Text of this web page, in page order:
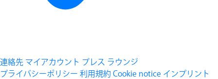
連絡先 マイアカウント プレス ラウンジ
プライバシーポリシー 利用規約 Cookie notice インプリント